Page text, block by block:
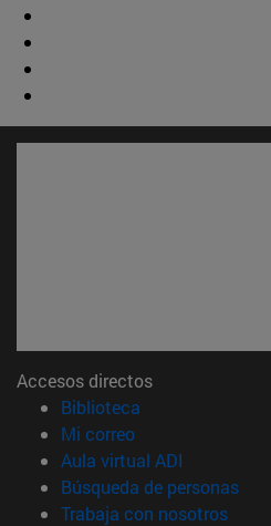
Accesos directos
Biblioteca
Mi correo(abre en nueva
Aula virtual ADI
Búsqueda de personas
Trabaja con nosotros(abre